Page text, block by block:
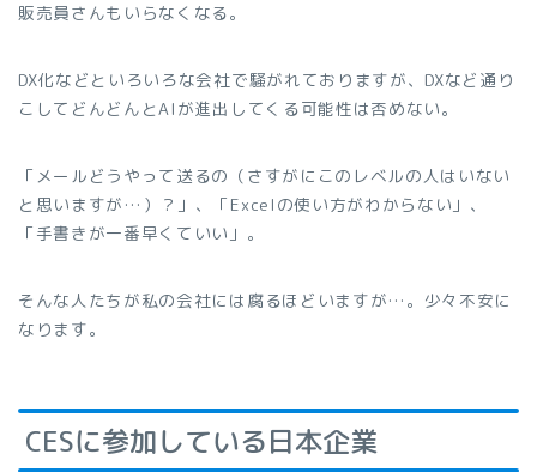
販売員さんもいらなくなる。
DX化などといろいろな会社で騒がれておりますが、DXなど通り
こしてどんどんとAIが進出してくる可能性は否めない。
「メールどうやって送るの（さすがにこのレベルの人はいない
と思いますが…）？」、「Excelの使い方がわからない」、
「手書きが一番早くていい」。
そんな人たちが私の会社には腐るほどいますが…。少々不安に
なります。
CESに参加している日本企業